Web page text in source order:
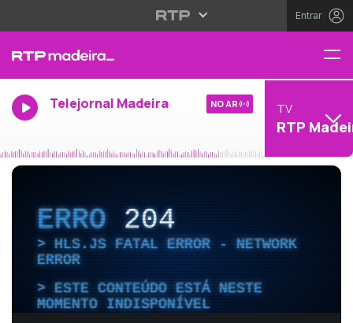
Entrar
Telejornal Madeira NO AR TV
RTP
ERRO204
HLS.JS FATAL ERROR - NETWORK
ERROR
ESTE CONTEÚDO ESTÁ NESTE
MOMENTO INDISPONÍVEL